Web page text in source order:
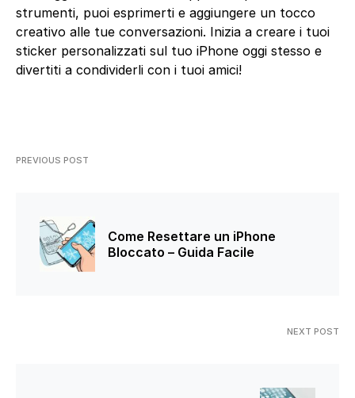
strumenti, puoi esprimerti e aggiungere un tocco
creativo alle tue conversazioni. Inizia a creare i tuoi
sticker personalizzati sul tuo iPhone oggi stesso e
divertiti a condividerli con i tuoi amici!
PREVIOUS POST
Come Resettare un iPhone
Bloccato – Guida Facile
NEXT POST